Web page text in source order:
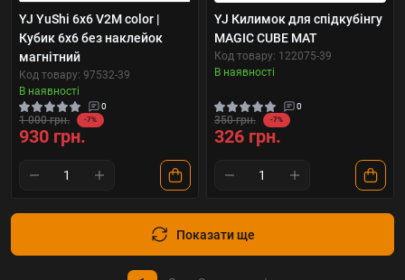
YJ YuShi 6х6 V2M color |
Кубик 6х6 без наклейок
магнітний
Код товару: 97532-39
В наявності
0
1 000 грн. -7%
930 грн.
YJ Килимок для спідкубінгу
MAGIC CUBE MAT
Код товару: 122075-39
В наявності
0
350 грн. -7%
326 грн.
Показати ще